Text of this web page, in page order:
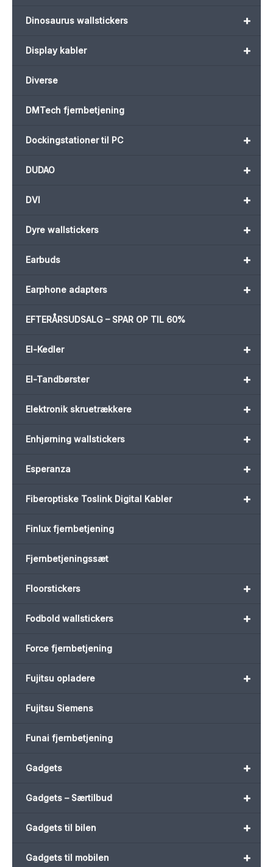
+
Dinosaurus wallstickers
+
Display kabler
Diverse
DMTech fjernbetjening
+
Dockingstationer til PC
+
DUDAO
+
DVI
+
Dyre wallstickers
+
Earbuds
+
Earphone adapters
EFTERÅRSUDSALG – SPAR OP TIL 60%
+
El-Kedler
+
El-Tandbørster
+
Elektronik skruetrækkere
+
Enhjørning wallstickers
+
Esperanza
+
Fiberoptiske Toslink Digital Kabler
Finlux fjernbetjening
Fjernbetjeningssæt
+
Floorstickers
+
Fodbold wallstickers
Force fjernbetjening
+
Fujitsu opladere
Fujitsu Siemens
Funai fjernbetjening
+
Gadgets
+
Gadgets – Særtilbud
+
Gadgets til bilen
+
Gadgets til mobilen